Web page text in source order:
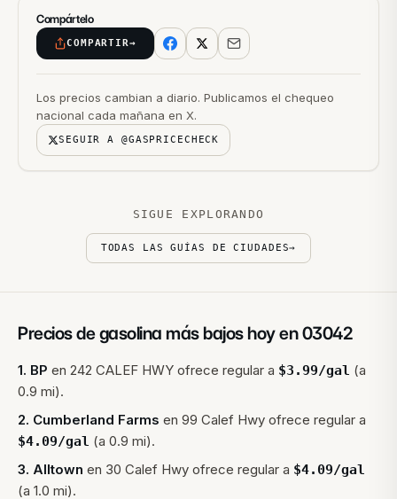
Compártelo
COMPARTIR→
Los precios cambian a diario. Publicamos el chequeo
nacional cada mañana en X.
SEGUIR A @GASPRICECHECK
SIGUE EXPLORANDO
TODAS LAS GUÍAS DE CIUDADES→
Precios de gasolina más bajos hoy en03042
1. BP en 242 CALEF HWY ofrece regular a $3.99/gal (a
0.9 mi).
2. Cumberland Farms en 99 Calef Hwy ofrece regular a
$4.09/gal (a 0.9 mi).
3. Alltown en 30 Calef Hwy ofrece regular a $4.09/gal
(a 1.0 mi).